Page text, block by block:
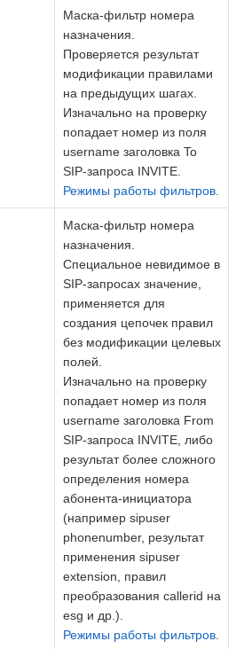
Маска-фильтр номера
назначения.
Проверяется результат
модификации правилами
на предыдущих шагах.
Изначально на проверку
попадает номер из поля
username заголовка To
SIP-запроса INVITE.
Режимы работы фильтров.
Маска-фильтр номера
назначения.
Специальное невидимое в
SIP-запросах значение,
применяется для
создания цепочек правил
без модификации целевых
полей.
Изначально на проверку
попадает номер из поля
username заголовка From
SIP-запроса INVITE, либо
результат более сложного
определения номера
абонента-инициатора
(например sipuser
phonenumber, результат
применения sipuser
extension, правил
преобразования callerid на
esg и др.).
Режимы работы фильтров.